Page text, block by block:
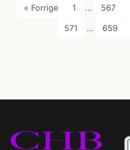
« Forrige 1 … 567
571
… 659